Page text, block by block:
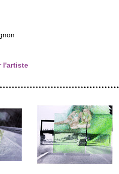
l'artiste